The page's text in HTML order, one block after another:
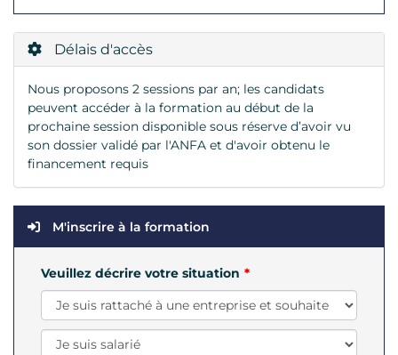
Délais d'accès
Nous proposons 2 sessions par an; les candidats
peuvent accéder à la formation au début de la
prochaine session disponible sous réserve d’avoir vu
son dossier validé par l'ANFA et d'avoir obtenu le
financement requis
M'inscrire à la formation
Veuillez décrire votre situation